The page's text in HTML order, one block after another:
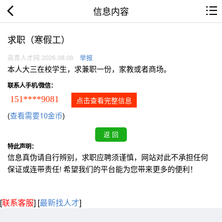
信息内容
求职（寒假工）
高青人才网 2026.08.08 举报
本人大三在校学生，求兼职一份，家教或者商场。
联系人手机/微信：
151****9081 点击查看完整信息
(查看需要10金币)
特此声明：
信息真伪请自行辨别，求职应聘须谨慎，网站对此不承担任何
保证或连带责任! 希望我们的平台能为您带来更多的便利！
[联系客服] [最新找人才]